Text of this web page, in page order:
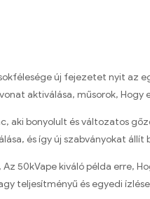
új fejezetet nyit
aktiválása, műsorok,
aki bonyolult és változatos
és így új szabványokat állít
50kVape kiváló példa erre,
teljesítményű és egyedi